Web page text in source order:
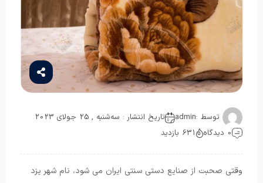
توسط :admin
تاریخ انتشار : سه‌شنبه , 25 جولای 2023
0 دیدگاه
631 بازدید
وقتی صحبت از صنایع دستی سنتی ایران می شود، نام شهر یزد